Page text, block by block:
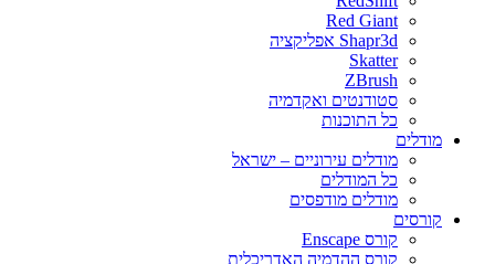
Red Giant
Shapr3d אפליקציה
Skatter
ZBrush
סטודנטים ואקדמיה
כל התוכנות
מודלים
מודלים עירוניים – ישראל
כל המודלים
מודלים מודפסים
קורסים
קורס Enscape
קורס ההדמיה האדריכלית